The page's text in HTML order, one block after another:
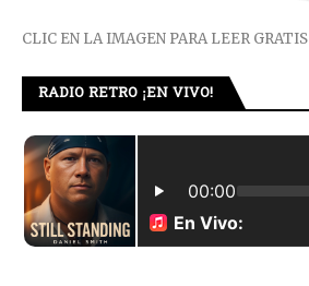
CLIC EN LA IMAGEN PARA LEER GRATIS
RADIO RETRO ¡EN VIVO!